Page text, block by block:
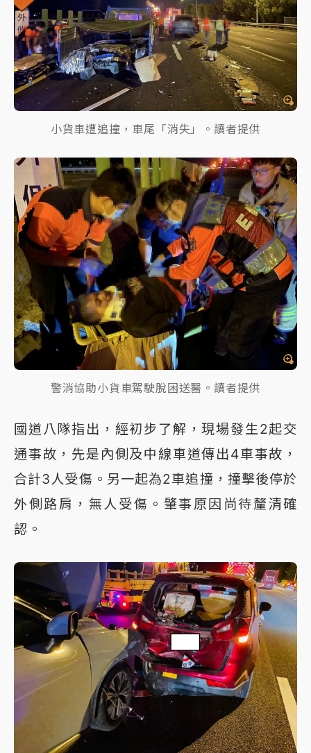
小貨車遭追撞，車尾「消失」。讀者提供
警消協助小貨車駕駛脫困送醫。讀者提供
國道八隊指出，經初步了解，現場發生2起交
通事故，先是內側及中線車道傳出4車事故，
合計3人受傷。另一起為2車追撞，撞擊後停於
外側路肩，無人受傷。肇事原因尚待釐清確
認。